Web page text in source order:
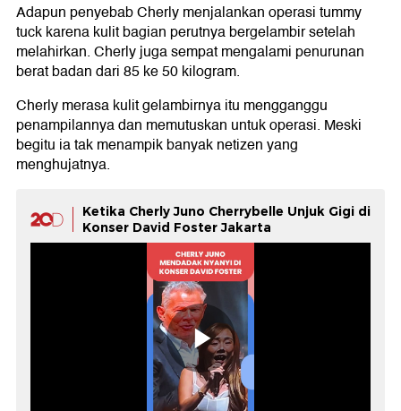
Adapun penyebab Cherly menjalankan operasi tummy
tuck karena kulit bagian perutnya bergelambir setelah
melahirkan. Cherly juga sempat mengalami penurunan
berat badan dari 85 ke 50 kilogram.
Cherly merasa kulit gelambirnya itu mengganggu
penampilannya dan memutuskan untuk operasi. Meski
begitu ia tak menampik banyak netizen yang
menghujatnya.
Ketika Cherly Juno Cherrybelle Unjuk Gigi di
Konser David Foster Jakarta